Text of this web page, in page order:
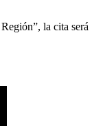
la cita será